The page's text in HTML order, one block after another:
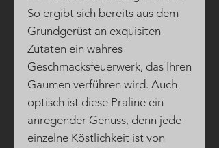
So ergibt sich bereits aus dem
Grundgerüst an exquisiten
Zutaten ein wahres
Geschmacksfeuerwerk, das Ihren
Gaumen verführen wird. Auch
optisch ist diese Praline ein
anregender Genuss, denn jede
einzelne Köstlichkeit ist von